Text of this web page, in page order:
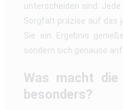
unterscheiden sind.
Sorgfalt präzise auf das
Sie ein Ergebnis
sondern sich genauso
Was macht
besonders?